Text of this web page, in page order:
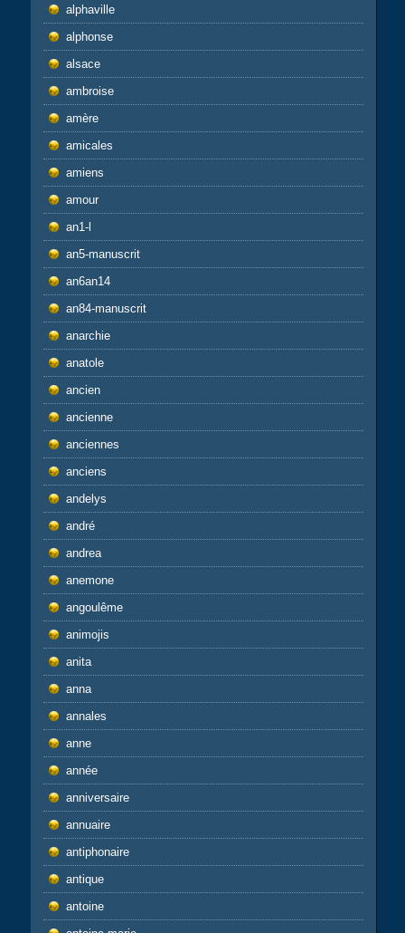
alphaville
alphonse
alsace
ambroise
amère
amicales
amiens
amour
an1-l
an5-manuscrit
an6an14
an84-manuscrit
anarchie
anatole
ancien
ancienne
anciennes
anciens
andelys
andré
andrea
anemone
angoulême
animojis
anita
anna
annales
anne
année
anniversaire
annuaire
antiphonaire
antique
antoine